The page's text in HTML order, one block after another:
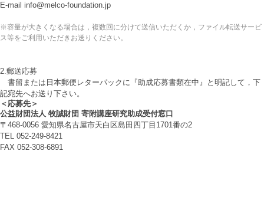
E-mail info@melco-foundation.jp
※容量が大きくなる場合は，複数回に分けて送信いただくか，ファイル転送サービ
ス等をご利用いただきお送りください。
2.郵送応募
書留または日本郵便レターパックに『助成応募書類在中』と明記して，下
記宛先へお送り下さい。
＜応募先＞
公益財団法人 牧誠財団 寄附講座研究助成受付窓口
〒468-0056 愛知県名古屋市天白区島田四丁目1701番の2
TEL 052-249-8421
FAX 052-308-6891